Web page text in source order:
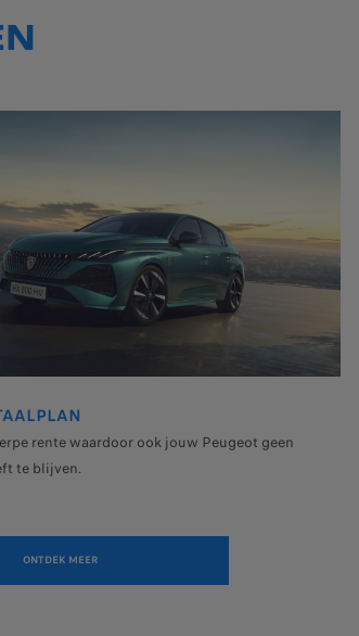
rente waardoor ook jouw Peugeot geen
te blijven.
ONTDEK MEER